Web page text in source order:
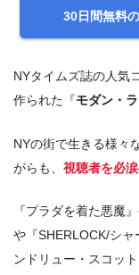
30日間無料
NYタイムズ誌の人気
作られた『モダン・
NYの街で生きる様々
がらも、 視聴者を必
『プラダを着た悪魔
や『SHERLOCK/シ
ンドリュー・スコッ